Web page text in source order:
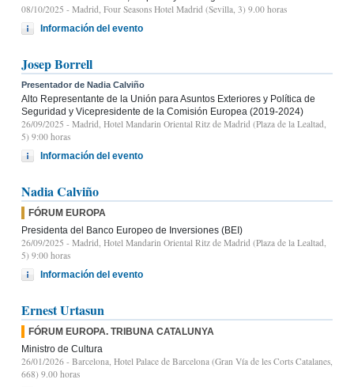
08/10/2025 - Madrid, Four Seasons Hotel Madrid (Sevilla, 3) 9.00 horas
Información del evento
Josep Borrell
Presentador de Nadia Calviño
Alto Representante de la Unión para Asuntos Exteriores y Política de
Seguridad y Vicepresidente de la Comisión Europea (2019-2024)
26/09/2025 - Madrid, Hotel Mandarin Oriental Ritz de Madrid (Plaza de la Lealtad,
5) 9:00 horas
Información del evento
Nadia Calviño
FÓRUM EUROPA
Presidenta del Banco Europeo de Inversiones (BEI)
26/09/2025 - Madrid, Hotel Mandarin Oriental Ritz de Madrid (Plaza de la Lealtad,
5) 9:00 horas
Información del evento
Ernest Urtasun
FÓRUM EUROPA. TRIBUNA CATALUNYA
Ministro de Cultura
26/01/2026 - Barcelona, Hotel Palace de Barcelona (Gran Vía de les Corts Catalanes,
668) 9.00 horas